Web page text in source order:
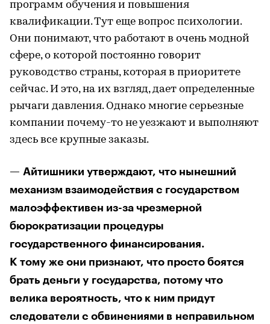
программ обучения и повышения
квалификации. Тут еще вопрос психологии.
Они понимают, что работают в очень модной
сфере, о которой постоянно говорит
руководство страны, которая в приоритете
сейчас. И это, на их взгляд, дает определенные
рычаги давления. Однако многие серьезные
компании почему-то не уезжают и выполняют
здесь все крупные заказы.
— Айтишники утверждают, что нынешний
механизм взаимодействия с государством
малоэффективен из-за чрезмерной
бюрократизации процедуры
государственного финансирования.
К тому же они признают, что просто боятся
брать деньги у государства, потому что
велика вероятность, что к ним придут
следователи с обвинениями в неправильном